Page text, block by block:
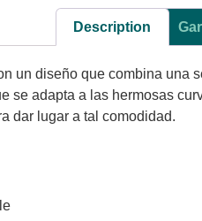
Description
un diseño que combina una
se adapta a las hermosas
dar lugar a tal comodidad.